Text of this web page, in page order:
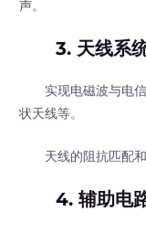
声。
3. 天线系
实现电磁波与电信
状天线等。
天线的阻抗匹配和
4.辅助电